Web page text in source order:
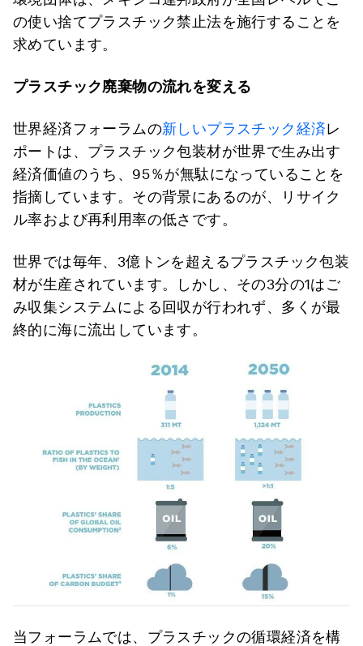
の使い捨てプラスチック禁止法を施行することを
求めています。
プラスチック廃棄物の流れを変える
世界経済フォーラムの新しいプラスチック経済レ
ポートは、プラスチック包装材が世界で生み出す
経済価値のうち、95％が無駄になっていることを
指摘しています。その背景にあるのが、リサイク
ル率および再利用率の低さです。
世界では毎年、3億トンを超えるプラスチック包装
材が生産されています。しかし、その3分の1はご
み収集システムによる回収が行われず、多くが最
終的に海に流出しています。
当フォーラムでは、プラスチックの循環経済を構